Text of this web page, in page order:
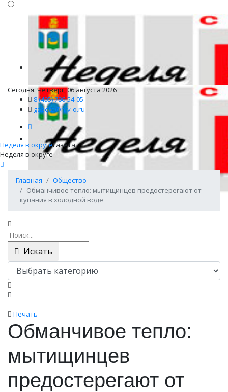
Сегодня: Четверг, 06 августа 2026
8 (495) 786-54-05
gazeta@n-v-o.ru
Неделя в округеГазета
Неделя в округе
Главная
Общество
Обманчивое тепло: мытищинцев предостерегают от
купания в холодной воде
Искать
Печать
Обманчивое тепло:
мытищинцев
предостерегают от